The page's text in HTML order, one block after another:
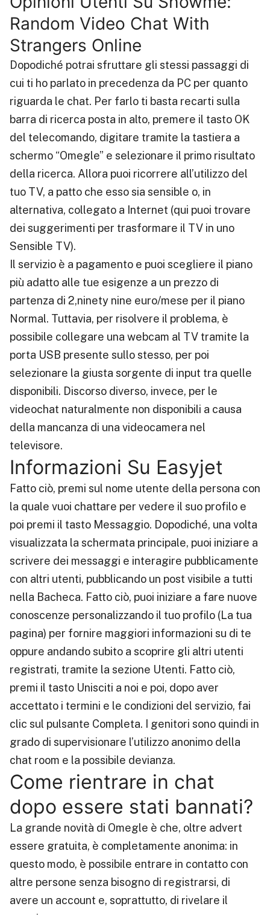
Random Video Chat With
Strangers Online
Dopodiché potrai sfruttare gli stessi passaggi di
cui ti ho parlato in precedenza da PC per quanto
riguarda le chat. Per farlo ti basta recarti sulla
barra di ricerca posta in alto, premere il tasto OK
del telecomando, digitare tramite la tastiera a
schermo “Omegle” e selezionare il primo risultato
della ricerca. Allora puoi ricorrere all’utilizzo del
tuo TV, a patto che esso sia sensible o, in
alternativa, collegato a Internet (qui puoi trovare
dei suggerimenti per trasformare il TV in uno
Sensible TV).
Il servizio è a pagamento e puoi scegliere il piano
più adatto alle tue esigenze a un prezzo di
partenza di 2,ninety nine euro/mese per il piano
Normal. Tuttavia, per risolvere il problema, è
possibile collegare una webcam al TV tramite la
porta USB presente sullo stesso, per poi
selezionare la giusta sorgente di input tra quelle
disponibili. Discorso diverso, invece, per le
videochat naturalmente non disponibili a causa
della mancanza di una videocamera nel
televisore.
Informazioni Su Easyjet
Fatto ciò, premi sul nome utente della persona con
la quale vuoi chattare per vedere il suo profilo e
poi premi il tasto Messaggio. Dopodiché, una volta
visualizzata la schermata principale, puoi iniziare a
scrivere dei messaggi e interagire pubblicamente
con altri utenti, pubblicando un post visibile a tutti
nella Bacheca. Fatto ciò, puoi iniziare a fare nuove
conoscenze personalizzando il tuo profilo (La tua
pagina) per fornire maggiori informazioni su di te
oppure andando subito a scoprire gli altri utenti
registrati, tramite la sezione Utenti. Fatto ciò,
premi il tasto Unisciti a noi e poi, dopo aver
accettato i termini e le condizioni del servizio, fai
clic sul pulsante Completa. I genitori sono quindi in
grado di supervisionare l’utilizzo anonimo della
chat room e la possibile devianza.
Come rientrare in chat
dopo essere stati bannati?
La grande novità di Omegle è che, oltre advert
essere gratuita, è completamente anonima: in
questo modo, è possibile entrare in contatto con
altre persone senza bisogno di registrarsi, di
avere un account e, soprattutto, di rivelare il